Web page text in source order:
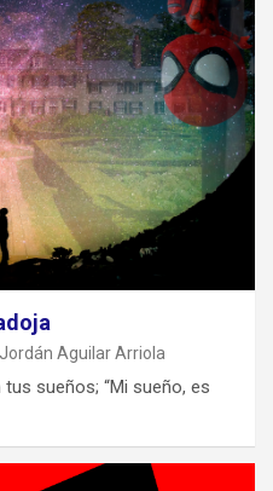
Aguilar Arriola
sueños; “Mi sueño, es